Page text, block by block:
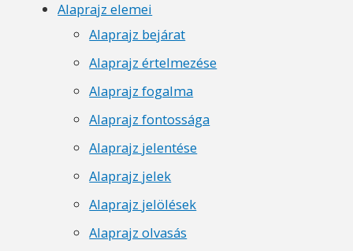
Alaprajz elemei
Alaprajz bejárat
Alaprajz értelmezése
Alaprajz fogalma
Alaprajz fontossága
Alaprajz jelentése
Alaprajz jelek
Alaprajz jelölések
Alaprajz olvasás